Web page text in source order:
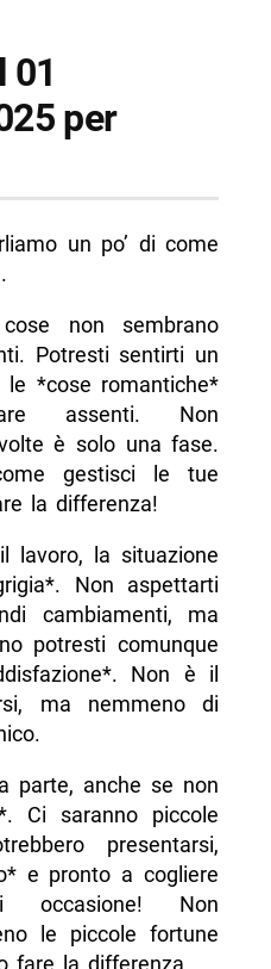
01
per
un po’ di come
non sembrano
Potresti sentirti un
le *cose romantiche*
assenti. Non
è solo una fase.
gestisci le tue
la differenza!
lavoro, la situazione
Non aspettarti
cambiamenti, ma
potresti comunque
Non è il
ma nemmeno di
parte, anche se non
Ci saranno piccole
presentarsi,
e pronto a cogliere
occasione! Non
le piccole fortune
fare la differenza.